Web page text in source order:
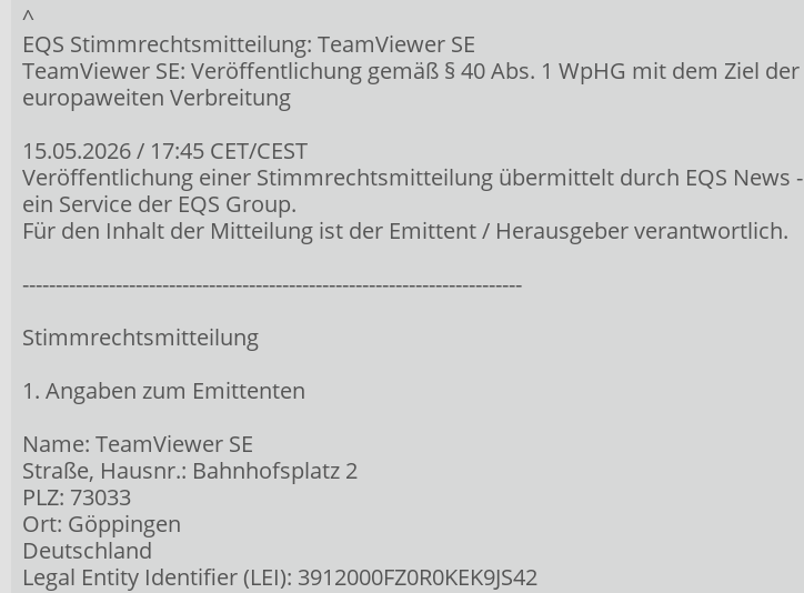
^
EQS Stimmrechtsmitteilung: TeamViewer SE
TeamViewer SE: Veröffentlichung gemäß § 40 Abs. 1 WpHG mit dem Ziel der
europaweiten Verbreitung
15.05.2026 / 17:45 CET/CEST
Veröffentlichung einer Stimmrechtsmitteilung übermittelt durch EQS News -
ein Service der EQS Group.
Für den Inhalt der Mitteilung ist der Emittent / Herausgeber verantwortlich.
---------------------------------------------------------------------------
Stimmrechtsmitteilung
1. Angaben zum Emittenten
Name: TeamViewer SE
Straße, Hausnr.: Bahnhofsplatz 2
PLZ: 73033
Ort: Göppingen
Deutschland
Legal Entity Identifier (LEI): 3912000FZ0R0KEK9JS42